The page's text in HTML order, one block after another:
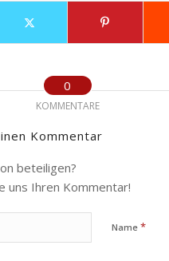
0
KOMMENTARE
Kommentar
beteiligen?
uns Ihren Kommentar!
Name *